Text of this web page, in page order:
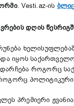
. Vesti.az-ის
დღის
იყოს
დარჩება როგორც
პოლიტიკური
პრემიერი